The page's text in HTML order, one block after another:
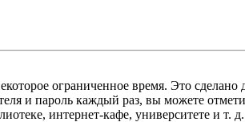
ограниченное время. Это сделано
и пароль каждый раз, вы можете
интернет-кафе, университете и т.